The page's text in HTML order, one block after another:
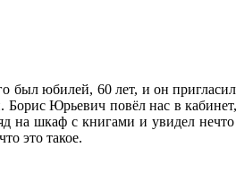
юбилей, 60 лет, и он пригласил
Юрьевич повёл нас в
на шкаф с книгами и увидел
это такое.